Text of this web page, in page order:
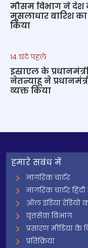
मौसम विभाग ने देश
मूसलाधार बारिश
किया
14 घंटे पहले
इस्राएल के
नेतन्याहू ने
व्यक्त किया
हमारे सबंध में
नागरिक चार्टर
नागरिक चार्टर
ऑल इंडिया रेडियो
वृत्तसेवा विभाग
प्रसारण मीडिया के
प्रतिक्रिया